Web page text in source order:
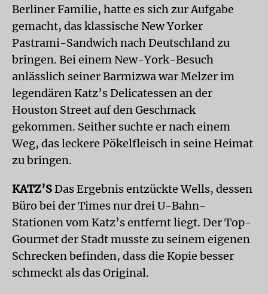
Berliner Familie, hatte es sich zur Aufgabe
gemacht, das klassische New Yorker
Pastrami-Sandwich nach Deutschland zu
bringen. Bei einem New-York-Besuch
anlässlich seiner Barmizwa war Melzer im
legendären Katz’s Delicatessen an der
Houston Street auf den Geschmack
gekommen. Seither suchte er nach einem
Weg, das leckere Pökelfleisch in seine Heimat
zu bringen.
KATZ’SDas Ergebnis entzückte Wells, dessen
Büro bei der Times nur drei U-Bahn-
Stationen vom Katz’s entfernt liegt. Der Top-
Gourmet der Stadt musste zu seinem eigenen
Schrecken befinden, dass die Kopie besser
schmeckt als das Original.